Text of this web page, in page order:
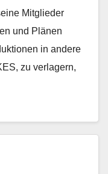
Mitglieder
und Plänen
in andere
zu verlagern,